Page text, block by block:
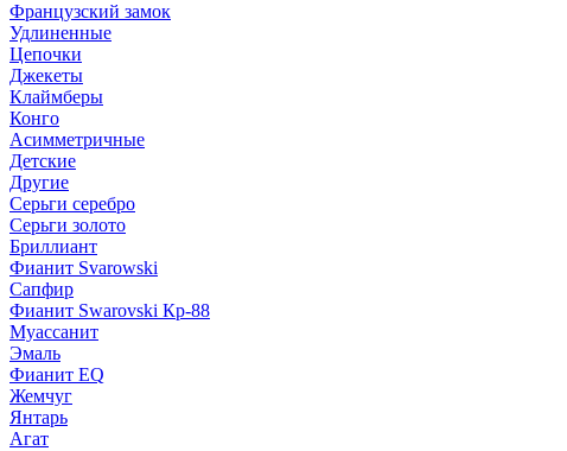
Французский замок
Удлиненные
Цепочки
Джекеты
Клаймберы
Конго
Асимметричные
Детские
Другие
Серьги серебро
Серьги золото
Бриллиант
Фианит Svarowski
Сапфир
Фианит Swarovski Кр-88
Муассанит
Эмаль
Фианит EQ
Жемчуг
Янтарь
Агат